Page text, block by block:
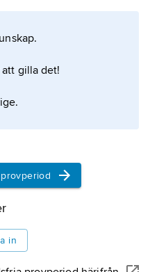
under fingerbasen.
gilla det!
in